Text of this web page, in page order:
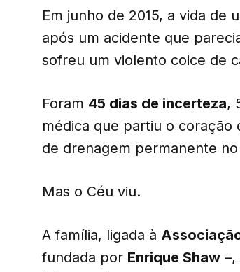
Em junho de 2015, a vida de
após um acidente que
sofreu um violento coice de
Foram 45 dias de incerteza,
médica que partiu o coração
de drenagem permanente
Mas o Céu viu.
A família, ligada à
fundada por Enrique Shaw